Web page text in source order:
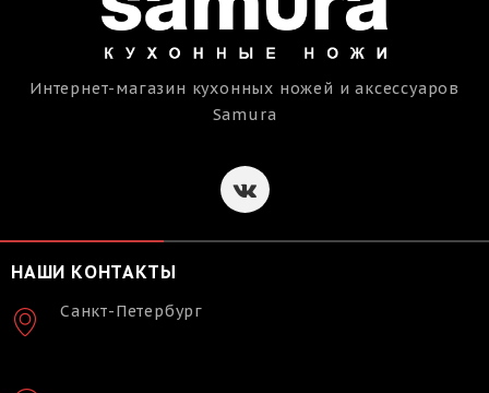
Интернет-магазин кухонных ножей и аксессуаров
Samura
НАШИ КОНТАКТЫ
Санкт-Петербург